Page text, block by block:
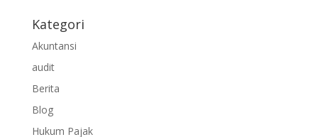
Kategori
Akuntansi
audit
Berita
Blog
Hukum Pajak